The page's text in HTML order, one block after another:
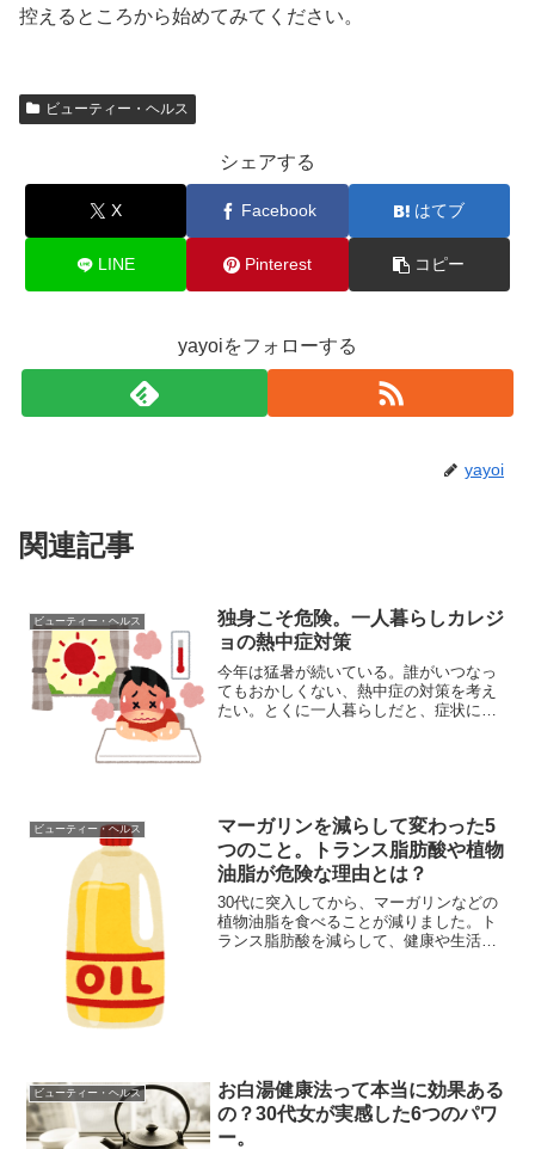
控えるところから始めてみてください。
ビューティー・ヘルス
シェアする
X Facebook はてブ
LINE Pinterest コピー
yayoiをフォローする
yayoi
関連記事
ビューティー・ヘルス
独身こそ危険。一人暮らしカレジ
ョの熱中症対策
今年は猛暑が続いている。誰がいつなっ
てもおかしくない、熱中症の対策を考え
たい。とくに一人暮らしだと、症状に気
ビューティー・ヘルス
マーガリンを減らして変わった5
つのこと。トランス脂肪酸や植物
油脂が危険な理由とは？
30代に突入してから、マーガリンなどの
植物油脂を食べることが減りました。ト
ランス脂肪酸を減らして、健康や生活に
ビューティー・ヘルス
お白湯健康法って本当に効果ある
の？30代女が実感した6つのパワ
ー。